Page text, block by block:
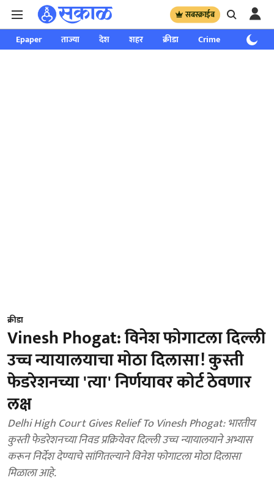
सबस्क्राईब
Epaper ताज्या देश शहर क्रीडा Crime साप्ताहिक
क्रीडा
Vinesh Phogat: विनेश फोगाटला दिल्ली
उच्च न्यायालयाचा मोठा दिलासा! कुस्ती
फेडरेशनच्या 'त्या' निर्णयावर कोर्ट ठेवणार
लक्ष
Delhi High Court Gives Relief To Vinesh Phogat: भारतीय
कुस्ती फेडरेशनच्या निवड प्रक्रियेवर दिल्ली उच्च न्यायालयाने अभ्यास
करून निर्देश देण्याचे सांगितल्याने विनेश फोगाटला मोठा दिलासा
मिळाला आहे.